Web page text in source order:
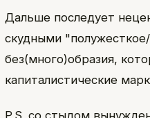
Дальше последует
скудными
без(много)образия,
капиталистические
P.S. со стыдом